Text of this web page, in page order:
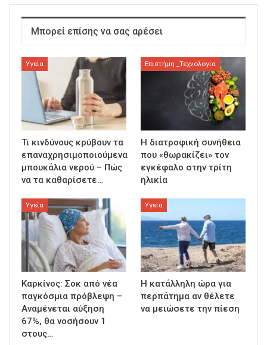
Μπορεί επίσης να σας αρέσει
Υγεία
Τι κινδύνους κρύβουν τα
επαναχρησιμοποιούμενα
μπουκάλια νερού – Πώς
να τα καθαρίσετε…
Επιστήμη _Τεχνολογία
Η διατροφική συνήθεια
που «θωρακίζει» τον
εγκέφαλο στην τρίτη
ηλικία
Υγεία
Καρκίνος: Σοκ από νέα
παγκόσμια πρόβλεψη –
Αναμένεται αύξηση
67%, θα νοσήσουν 1
στους…
Υγεία
Η κατάλληλη ώρα για
περπάτημα αν θέλετε
να μειώσετε την πίεση